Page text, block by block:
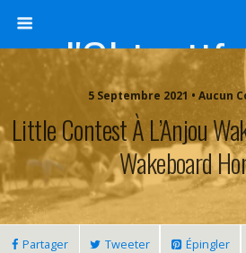
5 Septembre 2021 • Aucun
Little Contest À L’Anjou
Wakeboard
Partager Tweeter Épingler